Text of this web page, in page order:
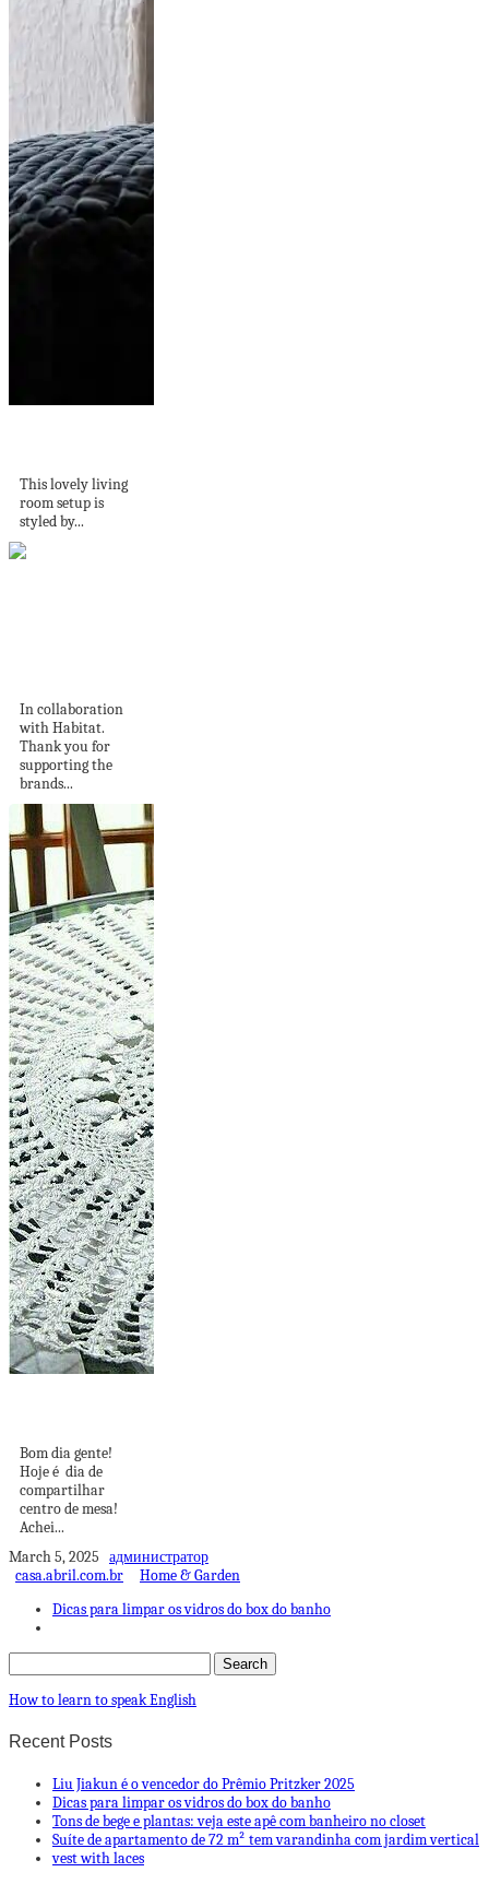
This lovely living
room setup is
styled by...
In collaboration
with Habitat.
Thank you for
supporting the
brands...
Bom dia gente!
Hoje é dia de
compartilhar
centro de mesa!
Achei...
March 5, 2025 администратор
casa.abril.com.br
Home & Garden
Dicas para limpar os vidros do box do banho
How to learn to speak English
Recent Posts
Liu Jiakun é o vencedor do Prêmio Pritzker 2025
Dicas para limpar os vidros do box do banho
Tons de bege e plantas: veja este apê com banheiro no closet
Suíte de apartamento de 72 m² tem varandinha com jardim vertical
vest with laces